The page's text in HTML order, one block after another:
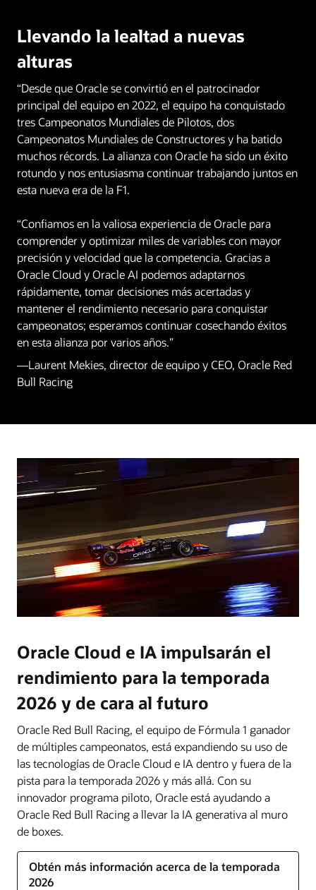
Llevando la lealtad a nuevas
alturas
“Desde que Oracle se convirtió en el patrocinador
principal del equipo en 2022, el equipo ha conquistado
tres Campeonatos Mundiales de Pilotos, dos
Campeonatos Mundiales de Constructores y ha batido
muchos récords. La alianza con Oracle ha sido un éxito
rotundo y nos entusiasma continuar trabajando juntos en
esta nueva era de la F1.
“Confiamos en la valiosa experiencia de Oracle para
comprender y optimizar miles de variables con mayor
precisión y velocidad que la competencia. Gracias a
Oracle Cloud y Oracle AI podemos adaptarnos
rápidamente, tomar decisiones más acertadas y
mantener el rendimiento necesario para conquistar
campeonatos; esperamos continuar cosechando éxitos
en esta alianza por varios años.”
—Laurent Mekies, director de equipo y CEO, Oracle Red
Bull Racing
Oracle Cloud e IA impulsarán el
rendimiento para la temporada
2026 y de cara al futuro
Oracle Red Bull Racing, el equipo de Fórmula 1 ganador
de múltiples campeonatos, está expandiendo su uso de
las tecnologías de Oracle Cloud e IA dentro y fuera de la
pista para la temporada 2026 y más allá. Con su
innovador programa piloto, Oracle está ayudando a
Oracle Red Bull Racing a llevar la IA generativa al muro
de boxes.
Obtén más información acerca de la temporada
2026